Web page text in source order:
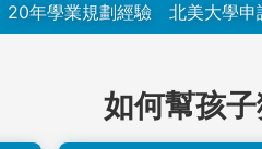
20年學業規劃經驗
北美大學申
如何幫孩